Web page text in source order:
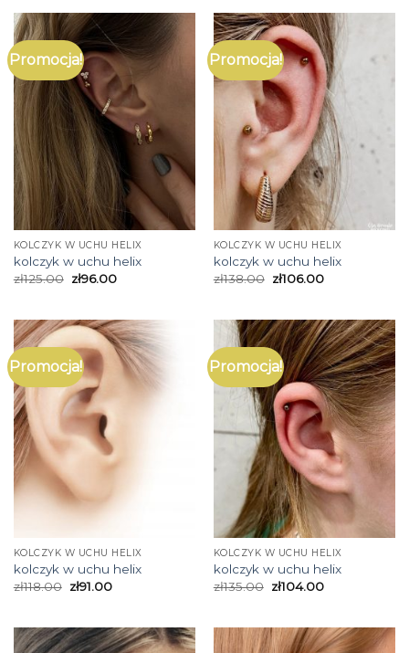
Promocja!
KOLCZYK W UCHU HELIX
kolczyk w uchu helix
zł125.00 zł96.00
Promocja!
KOLCZYK W UCHU HELIX
kolczyk w uchu helix
zł138.00 zł106.00
Promocja!
KOLCZYK W UCHU HELIX
kolczyk w uchu helix
zł118.00 zł91.00
Promocja!
KOLCZYK W UCHU HELIX
kolczyk w uchu helix
zł135.00 zł104.00